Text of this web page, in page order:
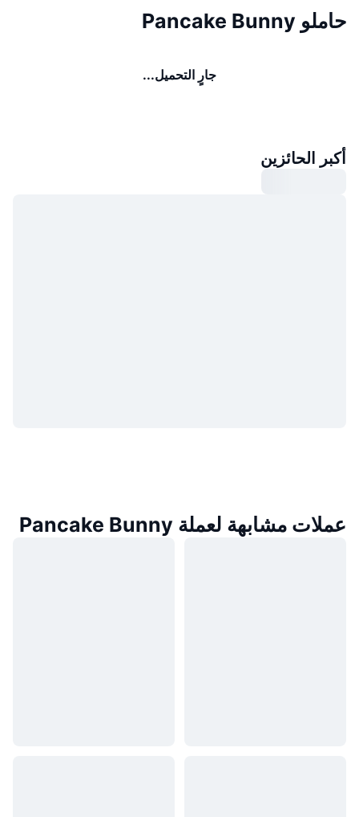
حاملو Pancake Bunny
جارٍ التحميل...
أكبر الحائزين
عملات مشابهة لعملة Pancake Bunny